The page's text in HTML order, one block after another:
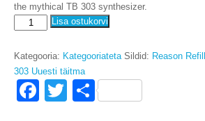
the mythical TB 303 synthesizer.
Bass
Põhjus
Refill
kogus
Lisa ostukorvi
Kategooria: Kategooriateta Sildid: Reason Refill
303 Uuesti täitma
F
T
S